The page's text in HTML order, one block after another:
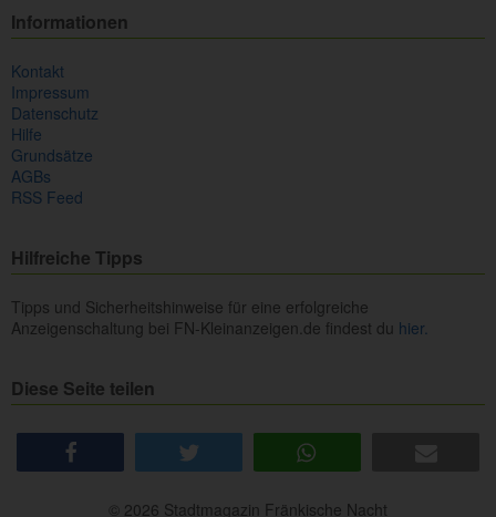
Informationen
Kontakt
Impressum
Datenschutz
Hilfe
Grundsätze
AGBs
RSS Feed
Hilfreiche Tipps
Tipps und Sicherheitshinweise für eine erfolgreiche
Anzeigenschaltung bei FN-Kleinanzeigen.de findest du hier.
Diese Seite teilen
© 2026 Stadtmagazin Fränkische Nacht